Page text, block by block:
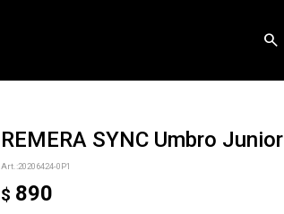
REMERA SYNC Umbro Junior
20206424-0P1
$ 890